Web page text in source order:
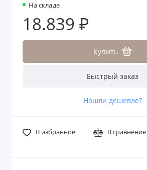
На складе
18.839 ₽
Купить
Быстрый заказ
Нашли дешевле?
В избранное В сравнение